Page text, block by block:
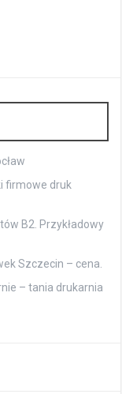
firmowe druk
B2. Przykładowy
Szczecin – cena.
– tania drukarnia